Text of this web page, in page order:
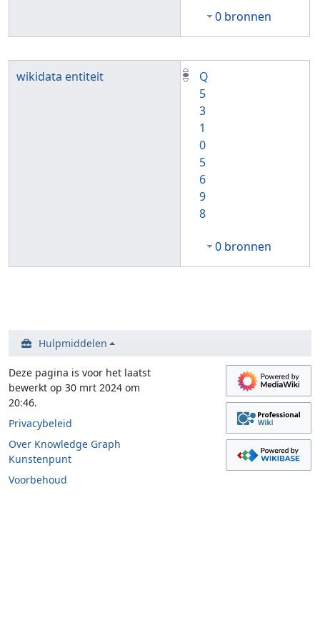
0 bronnen
wikidata entiteit
Q
5
3
1
0
5
6
9
8
0 bronnen
Hulpmiddelen
Deze pagina is voor het laatst
bewerkt op 30 mrt 2024 om
20:46.
Privacybeleid
Over Knowledge Graph
Kunstenpunt
Voorbehoud